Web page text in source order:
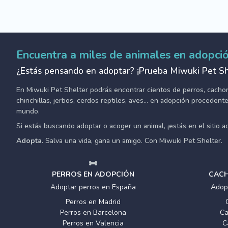
Encuentra a miles de animales en
¿Estás pensando en adoptar? ¡Prueba Miwuki Pet
En Miwuki Pet Shelter podrás encontrar cientos de perros,
chinchillas, jerbos, cerdos reptiles, aves... en adopción
mundo.
Si estás buscando adoptar o acoger un animal, ¡estás en el sitio
Adopta. Salva una vida, gana un amigo. Con Miwuki Pet Shelter.
PERROS EN ADOPCIÓN
Adoptar perros en España
Perros en Madrid
Perros en Barcelona
Perros en Valencia